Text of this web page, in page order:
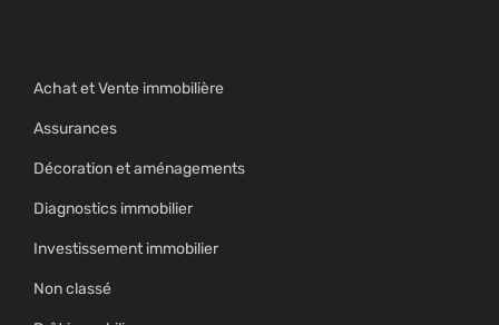
Achat et Vente immobilière
Assurances
Décoration et aménagements
Diagnostics immobilier
Investissement immobilier
Non classé